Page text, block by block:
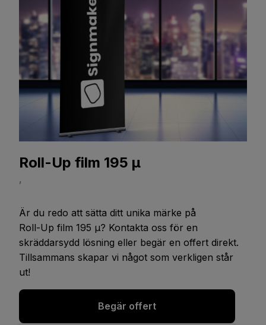
Roll-Up film 195 μ
,
Är du redo att sätta ditt unika märke på
Roll-Up film 195 μ? Kontakta oss för en
skräddarsydd lösning eller begär en offert direkt.
Tillsammans skapar vi något som verkligen står
ut!
Begär offert